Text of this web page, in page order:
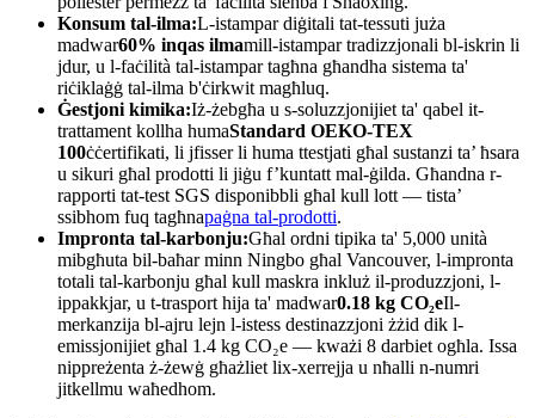
Konsum tal-ilma:L-istampar diġitali tat-tessuti juża
madwar60% inqas ilmamill-istampar tradizzjonali bl-iskrin li
jdur, u l-faċilità tal-istampar tagħna għandha sistema ta'
riċiklaġġ tal-ilma b'ċirkwit magħluq.
Ġestjoni kimika:Iż-żebgħa u s-soluzzjonijiet ta' qabel it-
trattament kollha humaStandard OEKO-TEX
100ċċertifikati, li jfisser li huma ttestjati għal sustanzi ta’ ħsara
u sikuri għal prodotti li jiġu f’kuntatt mal-ġilda. Għandna r-
rapporti tat-test SGS disponibbli għal kull lott — tista’
ssibhom fuq tagħnapaġna tal-prodotti.
Impronta tal-karbonju:Għal ordni tipika ta' 5,000 unità
mibgħuta bil-baħar minn Ningbo għal Vancouver, l-impronta
totali tal-karbonju għal kull maskra inkluż il-produzzjoni, l-
ippakkjar, u t-trasport hija ta' madwar0.18 kg CO₂eIl-
merkanzija bl-ajru lejn l-istess destinazzjoni żżid dik l-
emissjonijiet għal 1.4 kg CO₂e — kważi 8 darbiet ogħla. Issa
nippreżenta ż-żewġ għażliet lix-xerrejja u nħalli n-numri
jitkellmu waħedhom.